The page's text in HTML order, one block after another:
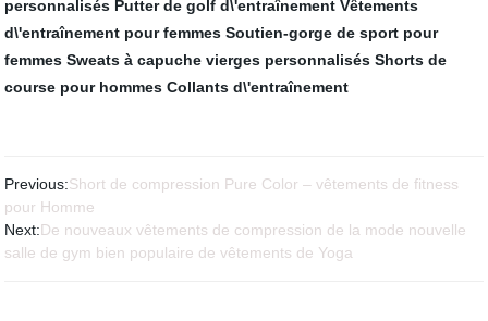
personnalisés Putter de golf d\'entraînement Vêtements
d\'entraînement pour femmes Soutien-gorge de sport pour
femmes Sweats à capuche vierges personnalisés Shorts de
course pour hommes Collants d\'entraînement
Previous:Short de compression Pure Color – vêtements de fitness
pour Homme
Next:De nouveaux vêtements de compression de la mode nouvelle
salle de gym bien populaire de vêtements de Yoga